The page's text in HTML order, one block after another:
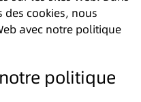
cookies, nous
avec notre politique
politique